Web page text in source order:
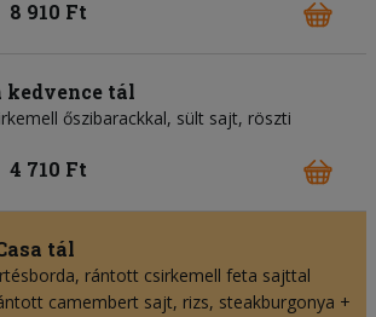
8 910 Ft
kedvence tál
őszibarackkal, sült sajt, röszti
4 710 Ft
tál
rántott csirkemell feta sajttal
camembert sajt, rizs, steakburgonya +